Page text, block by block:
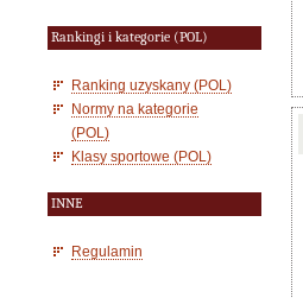
Rankingi i kategorie (POL)
Ranking uzyskany (POL)
Normy na kategorie
(POL)
Klasy sportowe (POL)
INNE
Regulamin